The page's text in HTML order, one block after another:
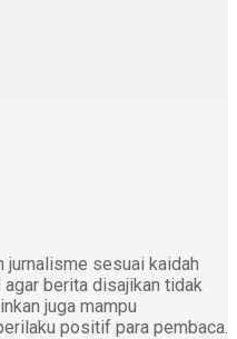
jurnalisme sesuai kaidah
berita disajikan tidak
juga mampu
positif para pembaca.